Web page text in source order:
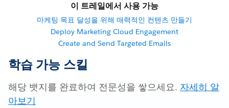
이 트레일에서 사용 가능
마케팅 목표 달성을 위해 매력적인 컨텐츠 만들기
Deploy Marketing Cloud Engagement
Create and Send Targeted Emails
학습 가능 스킬
해당 뱃지를 완료하여 전문성을 쌓으세요. 자세히 알
아보기